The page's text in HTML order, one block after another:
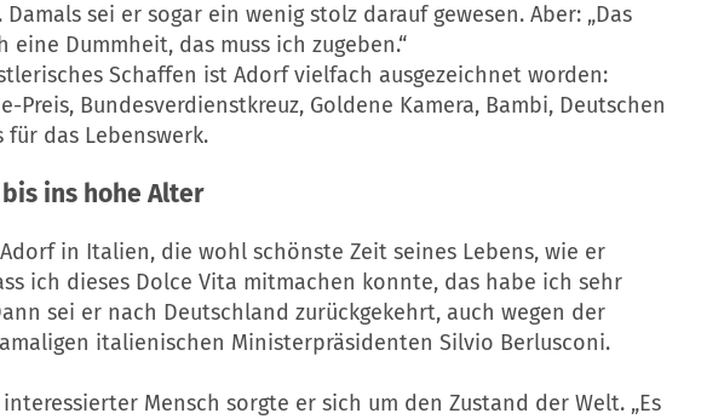
Damals sei er sogar ein wenig stolz darauf gewesen. Aber: „Das
eine Dummheit, das muss ich zugeben.“
Schaffen ist Adorf vielfach ausgezeichnet worden:
Preis, Bundesverdienstkreuz, Goldene Kamera, Bambi, Deutschen
für das Lebenswerk.
ins hohe Alter
in Italien, die wohl schönste Zeit seines Lebens, wie er
ich dieses Dolce Vita mitmachen konnte, das habe ich sehr
sei er nach Deutschland zurückgekehrt, auch wegen der
italienischen Ministerpräsidenten Silvio Berlusconi.
Mensch sorgte er sich um den Zustand der Welt. „Es